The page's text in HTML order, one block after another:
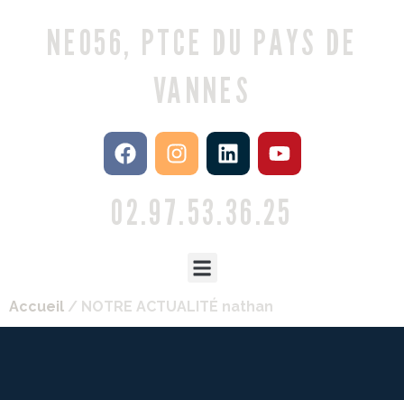
NEO56, PTCE DU PAYS DE
VANNES
02.97.53.36.25
Accueil / NOTRE ACTUALITÉ nathan